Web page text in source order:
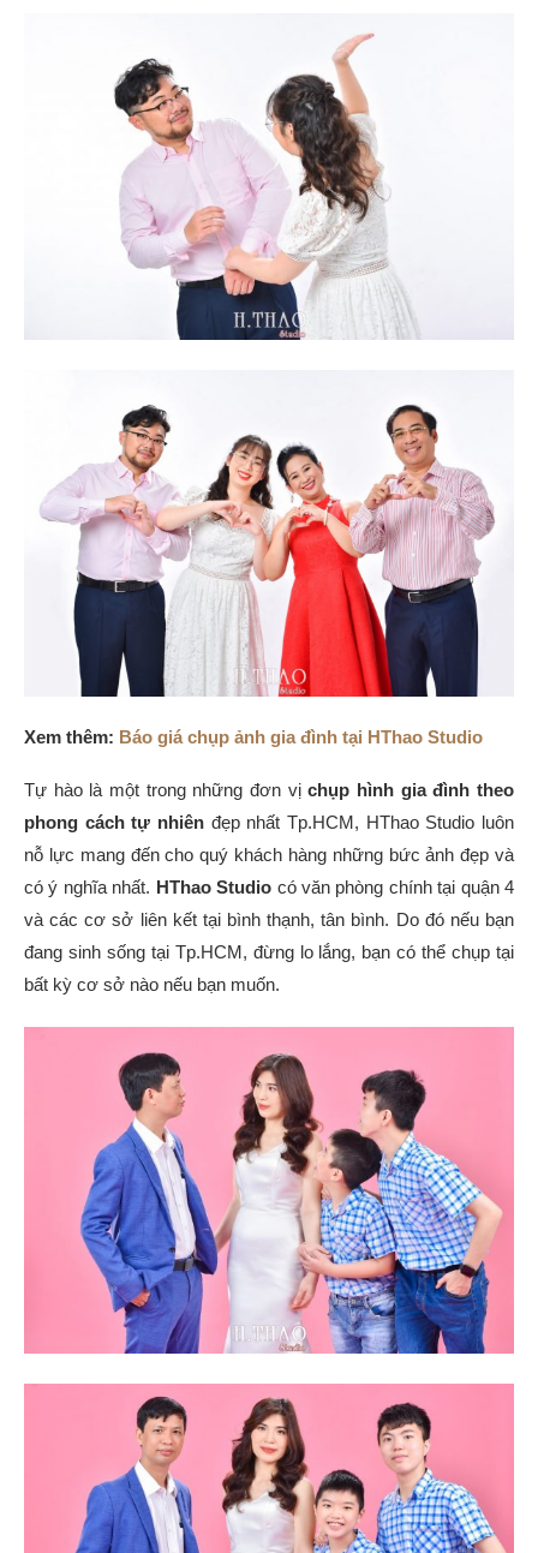
Xem thêm: Báo giá chụp ảnh gia đình tại HThao Studio
Tự hào là một trong những đơn vịchụp hình gia đình theo
phong cách tự nhiên đẹp nhất Tp.HCM, HThao Studio luôn
nỗ lực mang đến cho quý khách hàng những bức ảnh đẹp và
có ý nghĩa nhất. HThao Studio có văn phòng chính tại quận 4
và các cơ sở liên kết tại bình thạnh, tân bình. Do đó nếu bạn
đang sinh sống tại Tp.HCM, đừng lo lắng, bạn có thể chụp tại
bất kỳ cơ sở nào nếu bạn muốn.